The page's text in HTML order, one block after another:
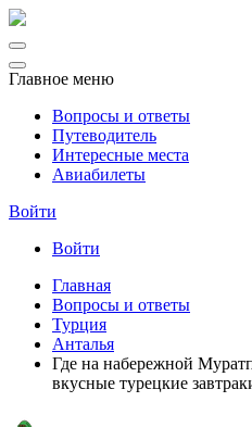
Главное меню
Вопросы и ответы
Путеводитель
Интересные места
Авиабилеты
Войти
Войти
Главная
Вопросы и ответы
Турция
Анталья
Где на набережной
вкусные турецкие